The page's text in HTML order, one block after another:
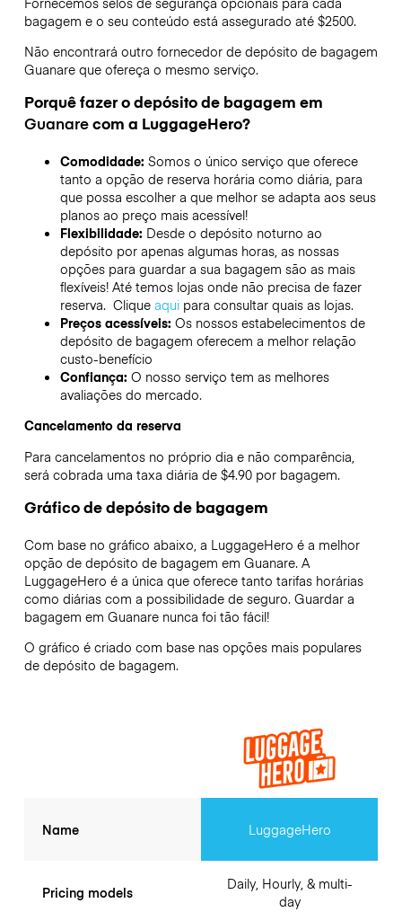
bagagem e o seu conteúdo está assegurado até $2500.
Não encontrará outro fornecedor de depósito de bagagem
Guanareque ofereça o mesmo serviço.
Porquê fazer o depósito de bagagem em
Guanarecom a LuggageHero?
Comodidade: Somos o único serviço que oferece
tanto a opção de reserva horária como diária, para
que possa escolher a que melhor se adapta aos seus
planos ao preço mais acessível!
Flexibilidade: Desde o depósito noturno ao
depósito por apenas algumas horas, as nossas
opções para guardar a sua bagagem são as mais
flexíveis! Até temos lojas onde não precisa de fazer
reserva. Clique aquipara consultar quais as lojas.
Preços acessíveis: Os nossos estabelecimentos de
depósito de bagagem oferecem a melhor relação
custo-benefício
Confiança: O nosso serviço tem as melhores
avaliações do mercado.
Cancelamento da reserva
Para cancelamentos no próprio dia e não comparência,
será cobrada uma taxa diária de $4.90 por bagagem.
Gráfico de depósito de bagagem
Com base no gráfico abaixo, a LuggageHero é a melhor
opção de depósito de bagagem em Guanare. A
LuggageHero é a única que oferece tanto tarifas horárias
como diárias com a possibilidade de seguro. Guardar a
bagagem em Guanarenunca foi tão fácil!
O gráfico é criado com base nas opções mais populares
de depósito de bagagem.
Name
Pricing models
LuggageHero
Daily, Hourly, & multi-
day